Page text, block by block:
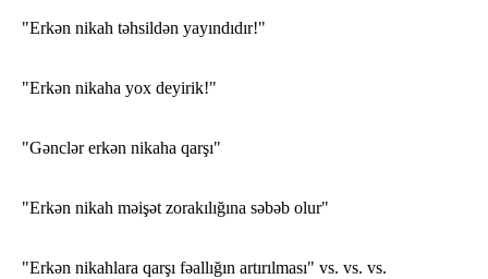
"Erkən nikah təhsildən yayındıdır!"
"Erkən nikaha yox deyirik!"
"Gənclər erkən nikaha qarşı"
"Erkən nikah məişət zorakılığına səbəb olur"
"Erkən nikahlara qarşı fəallığın artırılması" vs. vs. vs.